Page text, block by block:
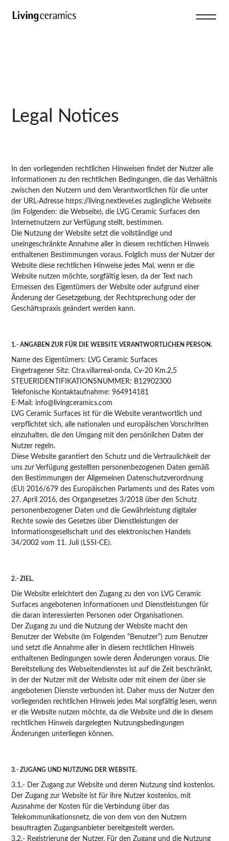
Legal Notices
In den vorliegenden rechtlichen Hinweisen findet der Nutzer alle
Informationen zu den rechtlichen Bedingungen, die das Verhältnis
zwischen den Nutzern und dem Verantwortlichen für die unter
der URL-Adresse https://living.nextlevel.es zugängliche Webseite
(im Folgenden: die Webseite), die LVG Ceramic Surfaces den
Internetnutzern zur Verfügung stellt, bestimmen.
Die Nutzung der Website setzt die vollständige und
uneingeschränkte Annahme aller in diesem rechtlichen Hinweis
enthaltenen Bestimmungen voraus. Folglich muss der Nutzer der
Website diese rechtlichen Hinweise jedes Mal, wenn er die
Website nutzen möchte, sorgfältig lesen, da der Text nach
Ermessen des Eigentümers der Website oder aufgrund einer
Änderung der Gesetzgebung, der Rechtsprechung oder der
Geschäftspraxis geändert werden kann.
1.- ANGABEN ZUR FÜR DIE WEBSITE VERANTWORTLICHEN PERSON.
Name des Eigentümers: LVG Ceramic Surfaces
Eingetragener Sitz: Ctra.villarreal-onda, Cv-20 Km.2,5
STEUERIDENTIFIKATIONSNUMMER: B12902300
Telefonische Kontaktaufnahme: 964914181
E-Mail: info@livingceramics.com
LVG Ceramic Surfaces ist für die Website verantwortlich und
verpflichtet sich, alle nationalen und europäischen Vorschriften
einzuhalten, die den Umgang mit den persönlichen Daten der
Nutzer regeln.
Diese Website garantiert den Schutz und die Vertraulichkeit der
uns zur Verfügung gestellten personenbezogenen Daten gemäß
den Bestimmungen der Allgemeinen Datenschutzverordnung
(EU) 2016/679 des Europäischen Parlaments und des Rates vom
27. April 2016, des Organgesetzes 3/2018 über den Schutz
personenbezogener Daten und die Gewährleistung digitaler
Rechte sowie des Gesetzes über Dienstleistungen der
Informationsgesellschaft und des elektronischen Handels
34/2002 vom 11. Juli (LSSI-CE).
2.- ZIEL.
Die Website erleichtert den Zugang zu den von LVG Ceramic
Surfaces angebotenen Informationen und Dienstleistungen für
die daran interessierten Personen oder Organisationen.
Der Zugang zu und die Nutzung der Website macht den
Benutzer der Website (im Folgenden “Benutzer”) zum Benutzer
und setzt die Annahme aller in diesem rechtlichen Hinweis
enthaltenen Bedingungen sowie deren Änderungen voraus. Die
Bereitstellung des Webseitendienstes ist auf die Zeit beschränkt,
in der der Nutzer mit der Website oder mit einem der über sie
angebotenen Dienste verbunden ist. Daher muss der Nutzer den
vorliegenden rechtlichen Hinweis jedes Mal sorgfältig lesen, wenn
er die Website nutzen möchte, da die Website und die in diesem
rechtlichen Hinweis dargelegten Nutzungsbedingungen
Änderungen unterliegen können.
3.- ZUGANG UND NUTZUNG DER WEBSITE.
3.1.- Der Zugang zur Website und deren Nutzung sind kostenlos.
Der Zugang zur Website ist für ihre Nutzer kostenlos, mit
Ausnahme der Kosten für die Verbindung über das
Telekommunikationsnetz, die von dem von den Nutzern
beauftragten Zugangsanbieter bereitgestellt werden.
3.2.- Registrierung der Nutzer. Für den Zugang und die Nutzung